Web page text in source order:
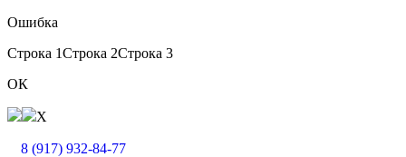
Ошибка
Строка 1Строка 2Строка 3
ОК
X
8 (917) 932-84-77